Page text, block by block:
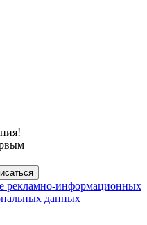
рекламно-информационных
данных